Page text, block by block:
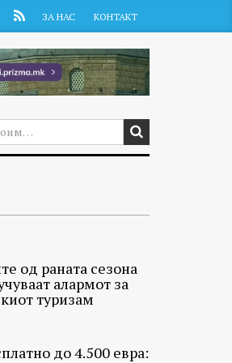
RSS ЗА НАС КОНТАКТ
од раната сезона
алармот за
туризам
до 4.500 евра: